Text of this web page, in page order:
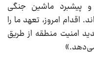
و پیشبرد ماشین جنگی
اقدام امروز، تعهد ما را
امنیت منطقه از طریق